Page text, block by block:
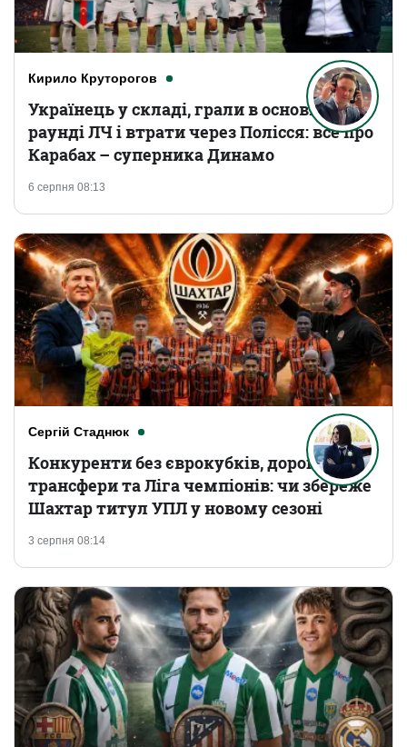
Кирило Круторогов
6 серпня 08:13
Українець у складі, грали в основному
раунді ЛЧ і втрати через Полісся: все про
Карабах – суперника Динамо
Сергій Стаднюк
3 серпня 08:14
Конкуренти без єврокубків, дорогі
трансфери та Ліга чемпіонів: чи збереже
Шахтар титул УПЛ у новому сезоні